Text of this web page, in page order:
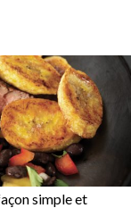
simple et